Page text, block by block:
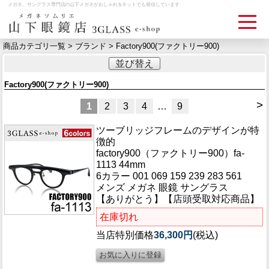
メガネ、サングラス専門店の山下メガネがおしゃれをネットでも発信しています
お問い合わせ
メディア情報
MEDIA
アクセス
ACCESS
おすすめアイテム
商品カテゴリ一覧 > ブランド > Factory900(ファクトリー900)
並び替え
Factory900(ファクトリー900)
>
1 2 3 4 … 9
ツーブリッジフレームのデザインが特
徴的
factory900（ファクトリー900）fa-
1113 44mm
6カラー 001 069 159 239 283 561
メンズ メガネ 眼鏡 サングラス
【ありがとう】【店頭受取対応商品】
在庫切れ
当店特別価格36,300円 (税込)